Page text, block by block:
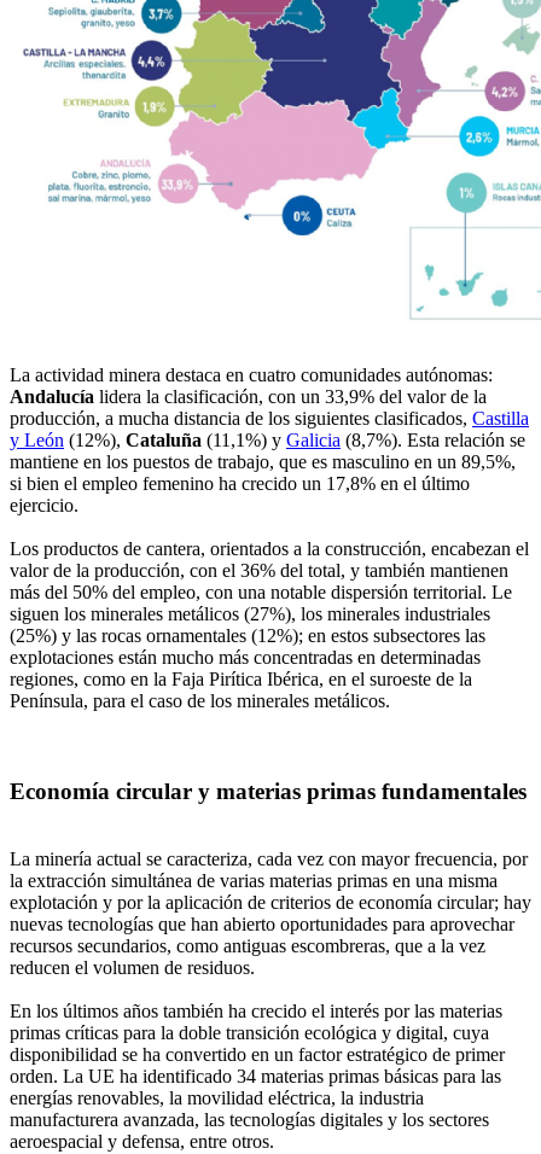
La actividad minera destaca en cuatro comunidades autónomas:
Andalucía lidera la clasificación, con un 33,9% del valor de la
producción, a mucha distancia de los siguientes clasificados, Castilla
y León (12%), Cataluña (11,1%) y Galicia (8,7%). Esta relación se
mantiene en los puestos de trabajo, que es masculino en un 89,5%,
si bien el empleo femenino ha crecido un 17,8% en el último
ejercicio.
Los productos de cantera, orientados a la construcción, encabezan el
valor de la producción, con el 36% del total, y también mantienen
más del 50% del empleo, con una notable dispersión territorial. Le
siguen los minerales metálicos (27%), los minerales industriales
(25%) y las rocas ornamentales (12%); en estos subsectores las
explotaciones están mucho más concentradas en determinadas
regiones, como en la Faja Pirítica Ibérica, en el suroeste de la
Península, para el caso de los minerales metálicos.
Economía circular y materias primas fundamentales
La minería actual se caracteriza, cada vez con mayor frecuencia, por
la extracción simultánea de varias materias primas en una misma
explotación y por la aplicación de criterios de economía circular; hay
nuevas tecnologías que han abierto oportunidades para aprovechar
recursos secundarios, como antiguas escombreras, que a la vez
reducen el volumen de residuos.
En los últimos años también ha crecido el interés por las materias
primas críticas para la doble transición ecológica y digital, cuya
disponibilidad se ha convertido en un factor estratégico de primer
orden. La UE ha identificado 34 materias primas básicas para las
energías renovables, la movilidad eléctrica, la industria
manufacturera avanzada, las tecnologías digitales y los sectores
aeroespacial y defensa, entre otros.